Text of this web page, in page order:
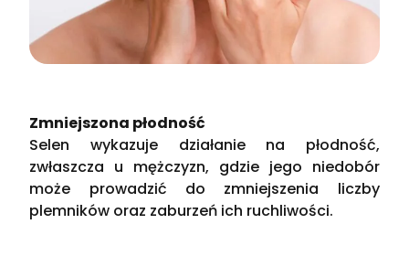
Zmniejszona płodność
Selen wykazuje działanie na płodność,
zwłaszcza u mężczyzn, gdzie jego niedobór
może prowadzić do zmniejszenia liczby
plemników oraz zaburzeń ich ruchliwości​.